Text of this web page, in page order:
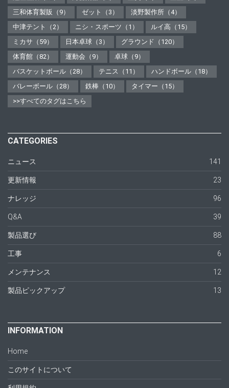
三和体育製販（9）
ゼット（3）
淡野製作所（4）
中津テント（2）
ニシ・スポーツ（1）
ルイ高（15）
ミカサ（59）
日本卓球（3）
グラウンド（120）
体育館（82）
運動会（9）
卓球（9）
バスケットボール（28）
テニス（11）
ハンドボール（18）
バレーボール（28）
鉄棒（10）
タイマー（15）
>>すべてのタグはこちら
CATEGORIES
ニュース 141
更新情報 23
ナレッジ 96
Q&A 39
製品選び 88
工事 6
メンテナンス 12
製品ピックアップ 13
INFORMATION
Home
このサイトについて